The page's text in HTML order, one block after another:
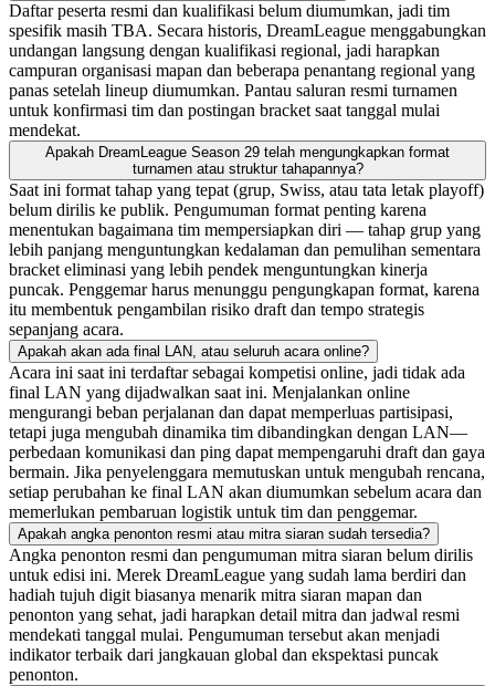
Daftar peserta resmi dan kualifikasi belum diumumkan, jadi tim
spesifik masih TBA. Secara historis, DreamLeague menggabungkan
undangan langsung dengan kualifikasi regional, jadi harapkan
campuran organisasi mapan dan beberapa penantang regional yang
panas setelah lineup diumumkan. Pantau saluran resmi turnamen
untuk konfirmasi tim dan postingan bracket saat tanggal mulai
mendekat.
Apakah DreamLeague Season 29 telah mengungkapkan format
turnamen atau struktur tahapannya?
Saat ini format tahap yang tepat (grup, Swiss, atau tata letak playoff)
belum dirilis ke publik. Pengumuman format penting karena
menentukan bagaimana tim mempersiapkan diri — tahap grup yang
lebih panjang menguntungkan kedalaman dan pemulihan sementara
bracket eliminasi yang lebih pendek menguntungkan kinerja
puncak. Penggemar harus menunggu pengungkapan format, karena
itu membentuk pengambilan risiko draft dan tempo strategis
sepanjang acara.
Apakah akan ada final LAN, atau seluruh acara online?
Acara ini saat ini terdaftar sebagai kompetisi online, jadi tidak ada
final LAN yang dijadwalkan saat ini. Menjalankan online
mengurangi beban perjalanan dan dapat memperluas partisipasi,
tetapi juga mengubah dinamika tim dibandingkan dengan LAN—
perbedaan komunikasi dan ping dapat mempengaruhi draft dan gaya
bermain. Jika penyelenggara memutuskan untuk mengubah rencana,
setiap perubahan ke final LAN akan diumumkan sebelum acara dan
memerlukan pembaruan logistik untuk tim dan penggemar.
Apakah angka penonton resmi atau mitra siaran sudah tersedia?
Angka penonton resmi dan pengumuman mitra siaran belum dirilis
untuk edisi ini. Merek DreamLeague yang sudah lama berdiri dan
hadiah tujuh digit biasanya menarik mitra siaran mapan dan
penonton yang sehat, jadi harapkan detail mitra dan jadwal resmi
mendekati tanggal mulai. Pengumuman tersebut akan menjadi
indikator terbaik dari jangkauan global dan ekspektasi puncak
penonton.